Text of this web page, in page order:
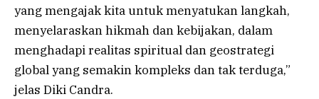
yang mengajak kita untuk menyatukan langkah,
menyelaraskan hikmah dan kebijakan, dalam
menghadapi realitas spiritual dan geostrategi
global yang semakin kompleks dan tak terduga,”
jelas Diki Candra.